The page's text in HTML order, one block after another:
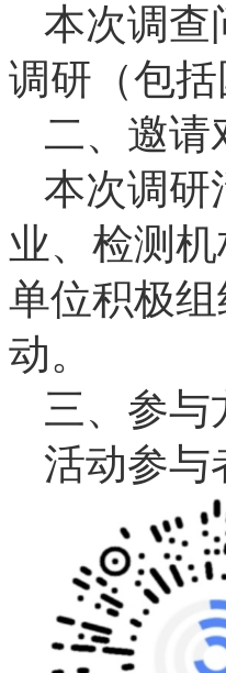
本次调查
调研（包
二、邀请
本次调研
业、检测
单位积极
动。
三、参与
活动参与